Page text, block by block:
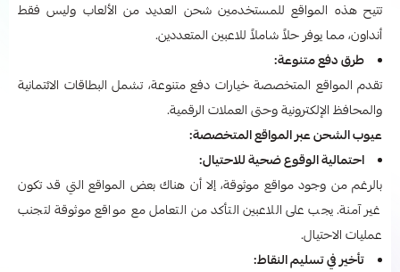
تتيح هذه المواقع للمستخدمين شحن العديد من الألعاب وليس فقط
أنداون، مما يوفر حلاً شاملاً للاعبين المتعددين.
طرق دفع متنوعة:
تقدم المواقع المتخصصة خيارات دفع متنوعة، تشمل البطاقات الائتمانية
والمحافظ الإلكترونية وحتى العملات الرقمية.
عيوب الشحن عبر المواقع المتخصصة:
احتمالية الوقوع ضحية للاحتيال:
بالرغم من وجود مواقع موثوقة، إلا أن هناك بعض المواقع التي قد تكون
غير آمنة. يجب على اللاعبين التأكد من التعامل مع مواقع موثوقة لتجنب
عمليات الاحتيال.
تأخير في تسليم النقاط: